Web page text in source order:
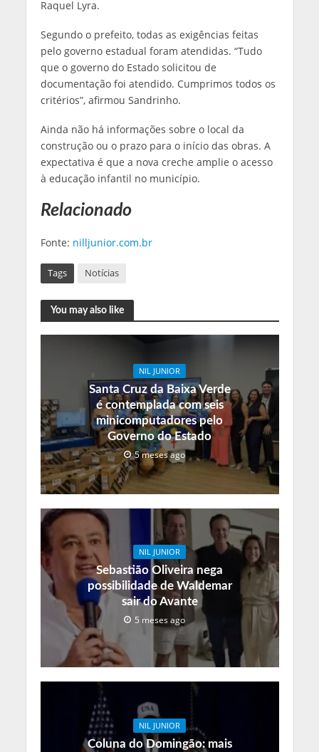
Raquel Lyra.
Segundo o prefeito, todas as exigências feitas
pelo governo estadual foram atendidas. “Tudo
que o governo do Estado solicitou de
documentação foi atendido. Cumprimos todos os
critérios”, afirmou Sandrinho.
Ainda não há informações sobre o local da
construção ou o prazo para o início das obras. A
expectativa é que a nova creche amplie o acesso
à educação infantil no município.
Relacionado
Fonte: nilljunior.com.br
Tags Notícias
You may also like
NIL JUNIOR
Santa Cruz da Baixa Verde
é contemplada com seis
minicomputadores pelo
Governo do Estado
5 meses ago
NIL JUNIOR
Sebastião Oliveira nega
possibilidade de Waldemar
sair do Avante
5 meses ago
NIL JUNIOR
Coluna do Domingão: mais